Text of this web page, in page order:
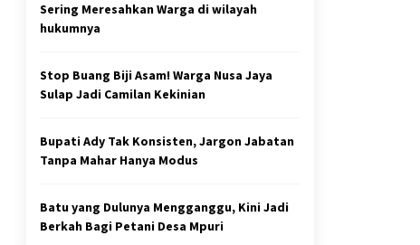
Sering Meresahkan Warga di wilayah
hukumnya
Stop Buang Biji Asam! Warga Nusa Jaya
Sulap Jadi Camilan Kekinian
Bupati Ady Tak Konsisten, Jargon Jabatan
Tanpa Mahar Hanya Modus
Batu yang Dulunya Mengganggu, Kini Jadi
Berkah Bagi Petani Desa Mpuri